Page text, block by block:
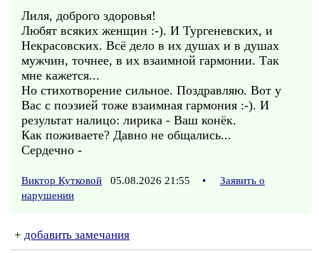
Лиля, доброго здоровья!
Любят всяких женщин :-). И Тургеневских, и
Некрасовских. Всё дело в их душах и в душах
мужчин, точнее, в их взаимной гармонии. Так
мне кажется...
Но стихотворение сильное. Поздравляю. Вот у
Вас с поэзией тоже взаимная гармония :-). И
результат налицо: лирика - Ваш конёк.
Как поживаете? Давно не общались...
Сердечно -
Виктор Кутковой 05.08.2026 21:55 •
Заявить о
нарушении
+ добавить замечания